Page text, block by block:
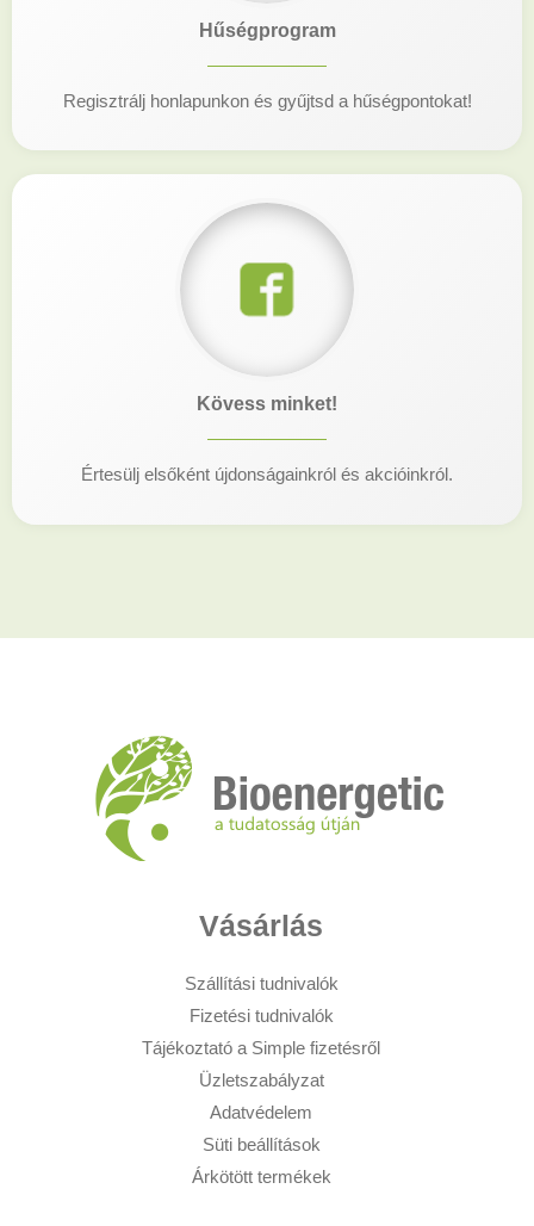
Hűségprogram
Regisztrálj honlapunkon és gyűjtsd a hűségpontokat!
Kövess minket!
Értesülj elsőként újdonságainkról és akcióinkról.
Vásárlás
Szállítási tudnivalók
Fizetési tudnivalók
Tájékoztató a Simple fizetésről
Üzletszabályzat
Adatvédelem
Süti beállítások
Árkötött termékek